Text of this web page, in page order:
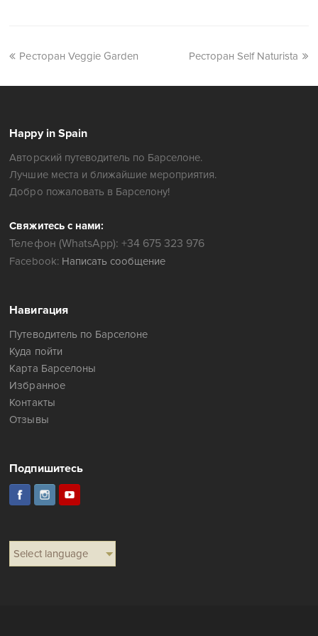
Кафе Барселоны
Granja Viader
Happy in Spain
Авторский путеводитель по Барселоне.
Лучшие места и ближайшие мероприятия.
Добро пожаловать в Барселону!
Телефон (WhatsApp): +34 675 323 976
Facebook: Написать сообщение
Навигация
Путеводитель по Барселоне